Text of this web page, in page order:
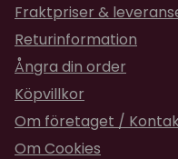
Fraktpriser &
Returinformation
Ångra din order
Köpvillkor
Om företaget /
Om Cookies